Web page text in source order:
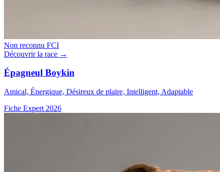
Non reconnu FCI
Découvrir la race →
Épagneul Boykin
Amical, Énergique, Désireux de plaire, Intelligent, Adaptable
Fiche Expert 2026